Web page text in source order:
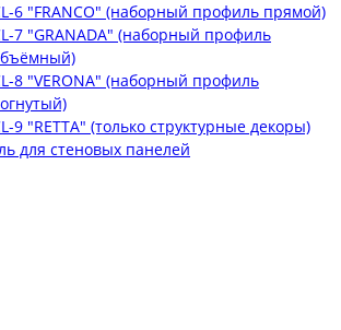
6 "FRANCO" (наборный профиль прямой)
7 "GRANADA" (наборный профиль
8 "VERONA" (наборный профиль
9 "RETTA" (только структурные декоры)
для стеновых панелей